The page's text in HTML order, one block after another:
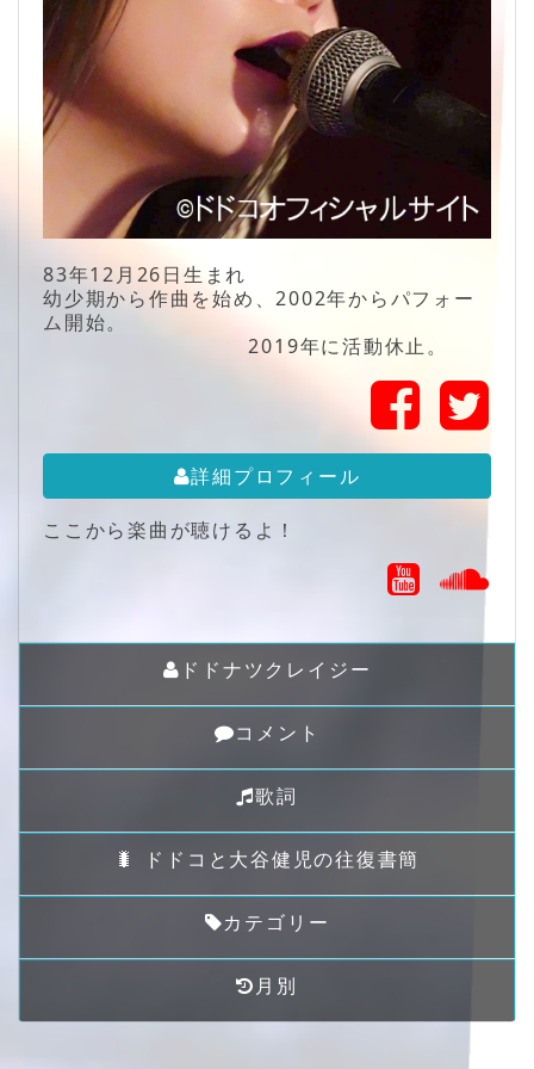
83年12月26日生まれ
幼少期から作曲を始め、2002年からパフォー
ム開始。
2019年に活動休止。
詳細プロフィール
ここから楽曲が聴けるよ！
ドドナツクレイジー
コメント
歌詞
🐛 ドドコと大谷健児の往復書簡
カテゴリー
月別